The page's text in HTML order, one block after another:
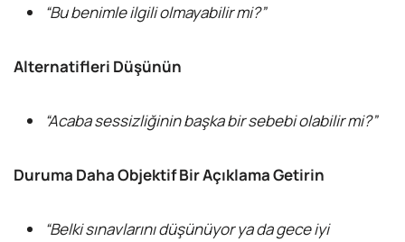
“Bu benimle ilgili olmayabilir mi?”
Alternatifleri Düşünün
“Acaba sessizliğinin başka bir sebebi olabilir mi?”
Duruma Daha Objektif Bir Açıklama Getirin
“Belki sınavlarını düşünüyor ya da gece iyi